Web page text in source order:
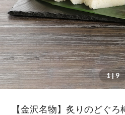
1| 9
【金沢名物】炙りのどぐ